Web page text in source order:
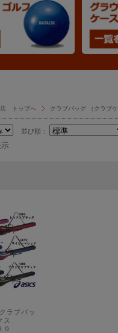
店 トップへ クラブバッグ （クラブケ
並び順：
ラブバッ
ス
９